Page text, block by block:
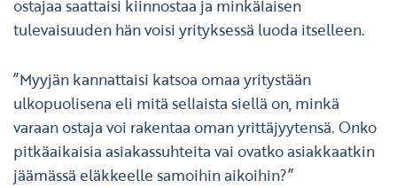
ostajaa saattaisi kiinnostaa ja minkälaisen
tulevaisuuden hän voisi yrityksessä luoda itselleen.
”Myyjän kannattaisi katsoa omaa yritystään
ulkopuolisena eli mitä sellaista siellä on, minkä
varaan ostaja voi rakentaa oman yrittäjyytensä. Onko
pitkäaikaisia asiakassuhteita vai ovatko asiakkaatkin
jäämässä eläkkeelle samoihin aikoihin?”